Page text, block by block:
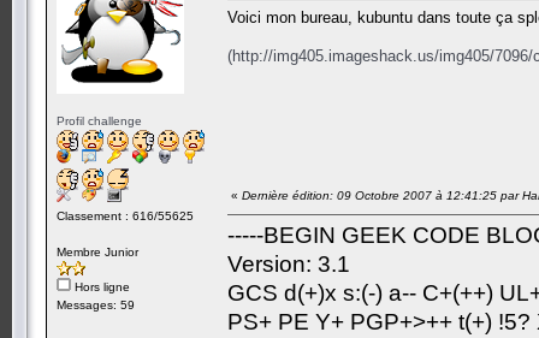
Profil challenge
Classement : 616/55625
Membre Junior
Hors ligne
Messages: 59
Voici mon bureau, kubuntu dans toute ça
(http://img405.imageshack.us/img405/7096/
« Dernière édition: 09 Octobre 2007 à 12:41:25 par
-----BEGIN GEEK CODE
Version: 3.1
GCS d(+)x s:(-) a-- C+(++)
PS+ PE Y+ PGP+>++ t(+)